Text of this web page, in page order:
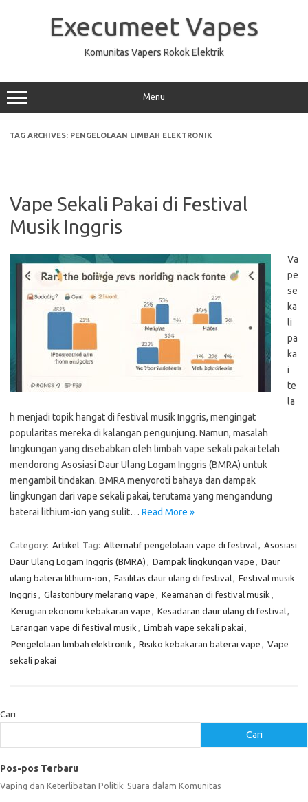
Execumeet Vapes
Komunitas Vapers Rokok Elektrik
Menu
TAG ARCHIVES: PENGELOLAAN LIMBAH ELEKTRONIK
Vape Sekali Pakai di Festival
Musik Inggris
Va
pe
se
ka
li
pa
ka
i
te
la
h menjadi topik hangat di festival musik Inggris, mengingat
popularitas mereka di kalangan pengunjung. Namun, masalah
lingkungan yang disebabkan oleh limbah vape sekali pakai telah
mendorong Asosiasi Daur Ulang Logam Inggris (BMRA) untuk
mengambil tindakan. BMRA menyoroti bahaya dan dampak
lingkungan dari vape sekali pakai, terutama yang mengandung
baterai lithium-ion yang sulit… Read More »
Category: Artikel Tag: Alternatif pengelolaan vape di festival, Asosiasi
Daur Ulang Logam Inggris (BMRA) , Dampak lingkungan vape , Daur
ulang baterai lithium-ion , Fasilitas daur ulang di festival, Festival musik
Inggris , Glastonbury melarang vape , Keamanan di festival musik ,
Kerugian ekonomi kebakaran vape , Kesadaran daur ulang di festival,
Larangan vape di festival musik , Limbah vape sekali pakai ,
Pengelolaan limbah elektronik , Risiko kebakaran baterai vape , Vape
sekali pakai
Cari
Cari
Pos-pos Terbaru
Vaping dan Keterlibatan Politik: Suara dalam Komunitas